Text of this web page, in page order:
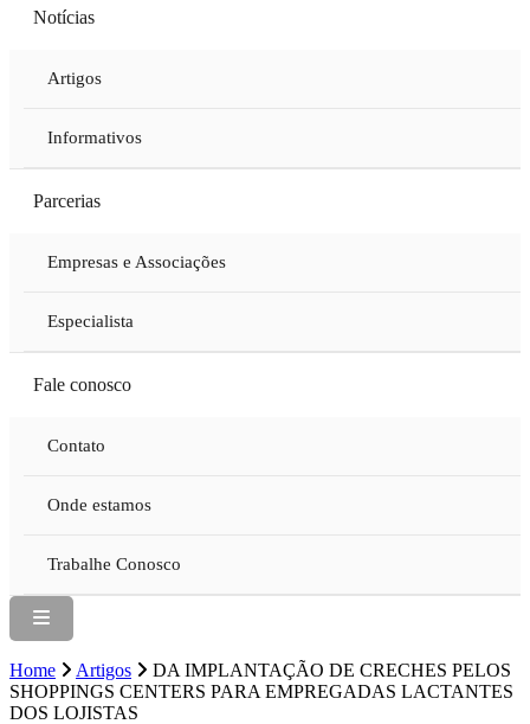
Notícias
Artigos
Informativos
Parcerias
Empresas e Associações
Especialista
Fale conosco
Contato
Onde estamos
Trabalhe Conosco
Home Artigos
DA IMPLANTAÇÃO DE CRECHES PELOS
SHOPPINGS CENTERS PARA EMPREGADAS LACTANTES
DOS LOJISTAS